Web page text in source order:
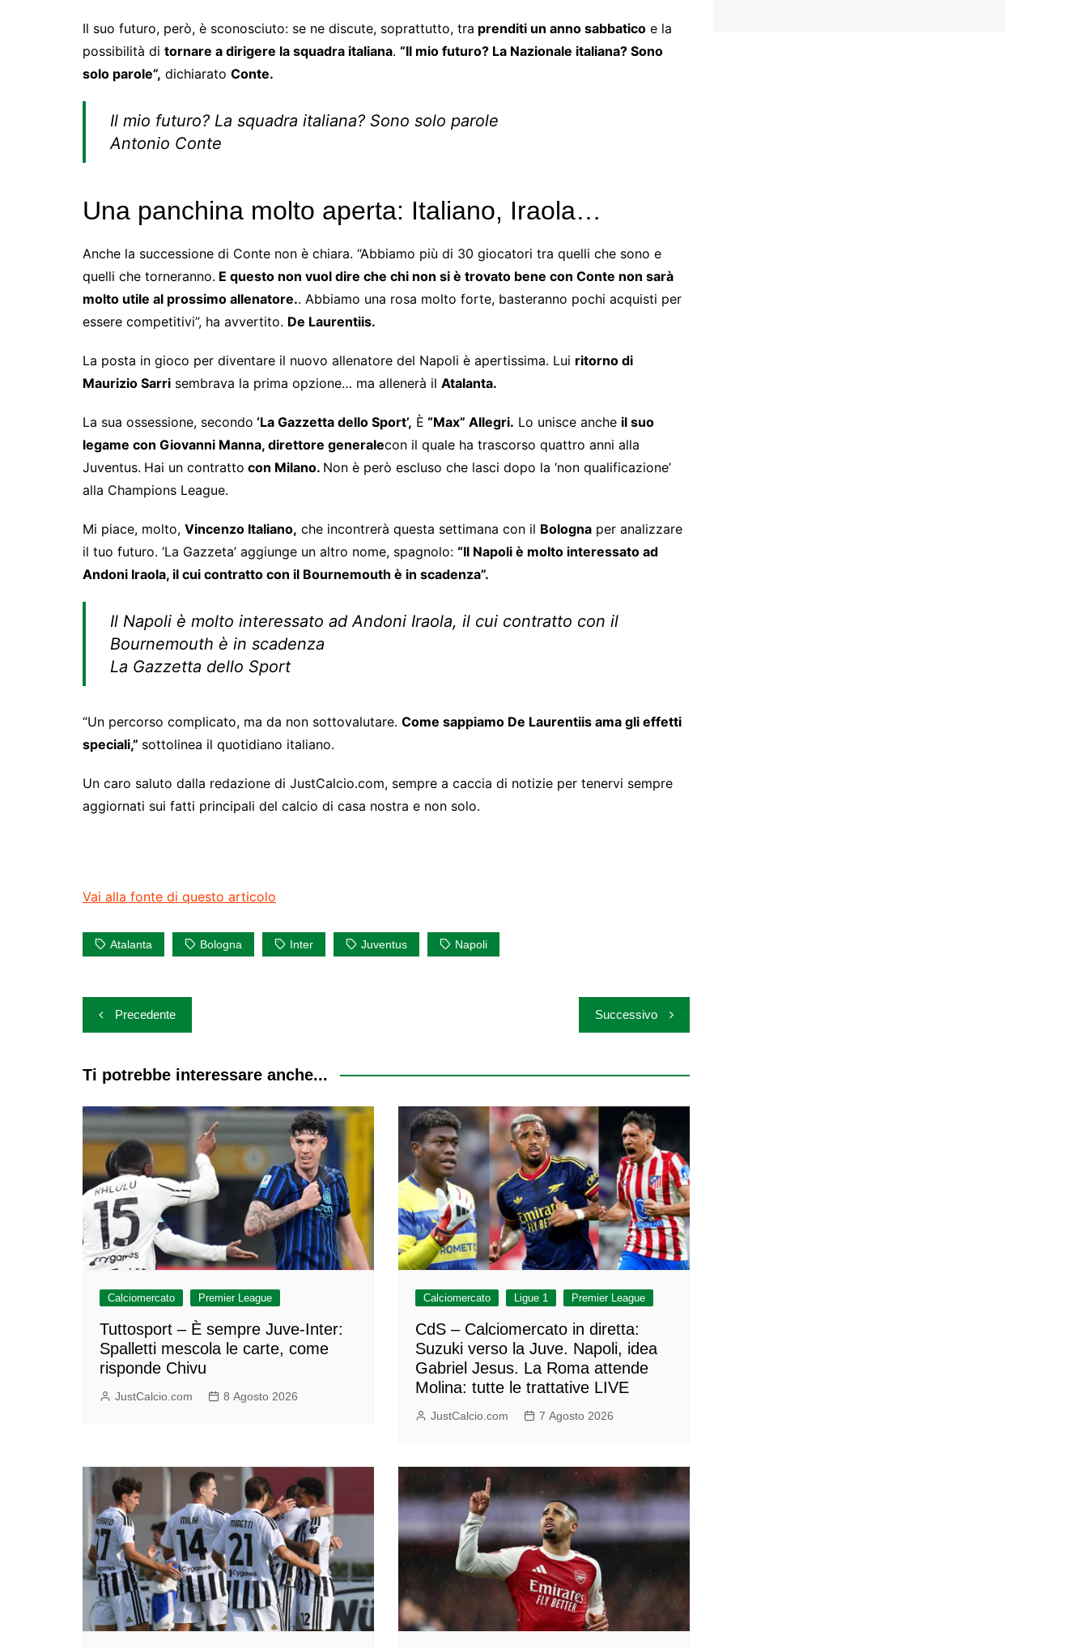
Il suo futuro, però, è sconosciuto: se ne discute, soprattutto, tra prenditi un anno sabbatico e la
possibilità di tornare a dirigere la squadra italiana. “Il mio futuro? La Nazionale italiana? Sono
solo parole”, dichiarato Conte.
Il mio futuro? La squadra italiana? Sono solo parole
Antonio Conte
Una panchina molto aperta: Italiano, Iraola…
Anche la successione di Conte non è chiara. “Abbiamo più di 30 giocatori tra quelli che sono e
quelli che torneranno. E questo non vuol dire che chi non si è trovato bene con Conte non sarà
molto utile al prossimo allenatore.. Abbiamo una rosa molto forte, basteranno pochi acquisti per
essere competitivi”, ha avvertito. De Laurentiis.
La posta in gioco per diventare il nuovo allenatore del Napoli è apertissima. Lui ritorno di
Maurizio Sarri sembrava la prima opzione… ma allenerà il Atalanta.
La sua ossessione, secondo ‘La Gazzetta dello Sport’, È “Max” Allegri. Lo unisce anche il suo
legame con Giovanni Manna, direttore generalecon il quale ha trascorso quattro anni alla
Juventus. Hai un contratto con Milano. Non è però escluso che lasci dopo la ‘non qualificazione’
alla Champions League.
Mi piace, molto, Vincenzo Italiano, che incontrerà questa settimana con il Bologna per analizzare
il tuo futuro. ‘La Gazzeta’ aggiunge un altro nome, spagnolo: “Il Napoli è molto interessato ad
Andoni Iraola, il cui contratto con il Bournemouth è in scadenza”.
Il Napoli è molto interessato ad Andoni Iraola, il cui contratto con il
Bournemouth è in scadenza
La Gazzetta dello Sport
“Un percorso complicato, ma da non sottovalutare. Come sappiamo De Laurentiis ama gli effetti
speciali,” sottolinea il quotidiano italiano.
Un caro saluto dalla redazione di JustCalcio.com, sempre a caccia di notizie per tenervi sempre
aggiornati sui fatti principali del calcio di casa nostra e non solo.
Vai alla fonte di questo articolo
Atalanta Bologna Inter Juventus Napoli
Navigazione
articoli
Precedente Successivo
Ti potrebbe interessare anche...
Calciomercato Premier League
Tuttosport – È sempre Juve-Inter:
Spalletti mescola le carte, come
risponde Chivu
JustCalcio.com 8 Agosto 2026
Calciomercato Ligue 1 Premier League
CdS – Calciomercato in diretta:
Suzuki verso la Juve. Napoli, idea
Gabriel Jesus. La Roma attende
Molina: tutte le trattative LIVE
JustCalcio.com 7 Agosto 2026